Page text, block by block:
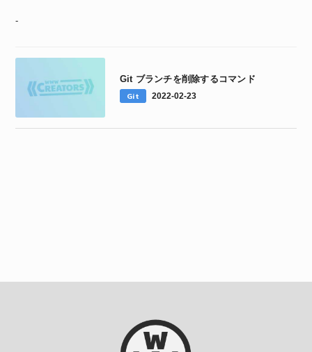
-
Git ブランチを削除するコマンド
Git 2022-02-23